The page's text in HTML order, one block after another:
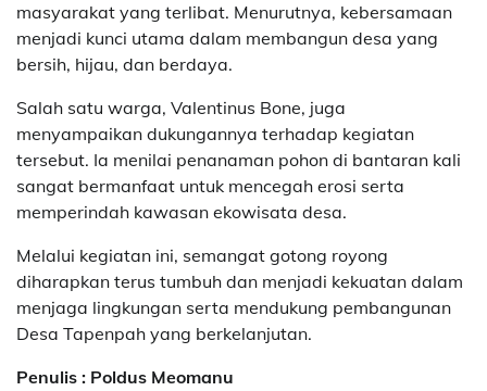
masyarakat yang terlibat. Menurutnya, kebersamaan
menjadi kunci utama dalam membangun desa yang
bersih, hijau, dan berdaya.
Salah satu warga, Valentinus Bone, juga
menyampaikan dukungannya terhadap kegiatan
tersebut. Ia menilai penanaman pohon di bantaran kali
sangat bermanfaat untuk mencegah erosi serta
memperindah kawasan ekowisata desa.
Melalui kegiatan ini, semangat gotong royong
diharapkan terus tumbuh dan menjadi kekuatan dalam
menjaga lingkungan serta mendukung pembangunan
Desa Tapenpah yang berkelanjutan.
Penulis : Poldus Meomanu